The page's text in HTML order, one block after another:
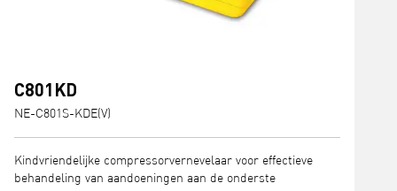
C801KD
NE-C801S-KDE(V)
Kindvriendelijke compressorvernevelaar voor effectieve
behandeling van aandoeningen aan de onderste